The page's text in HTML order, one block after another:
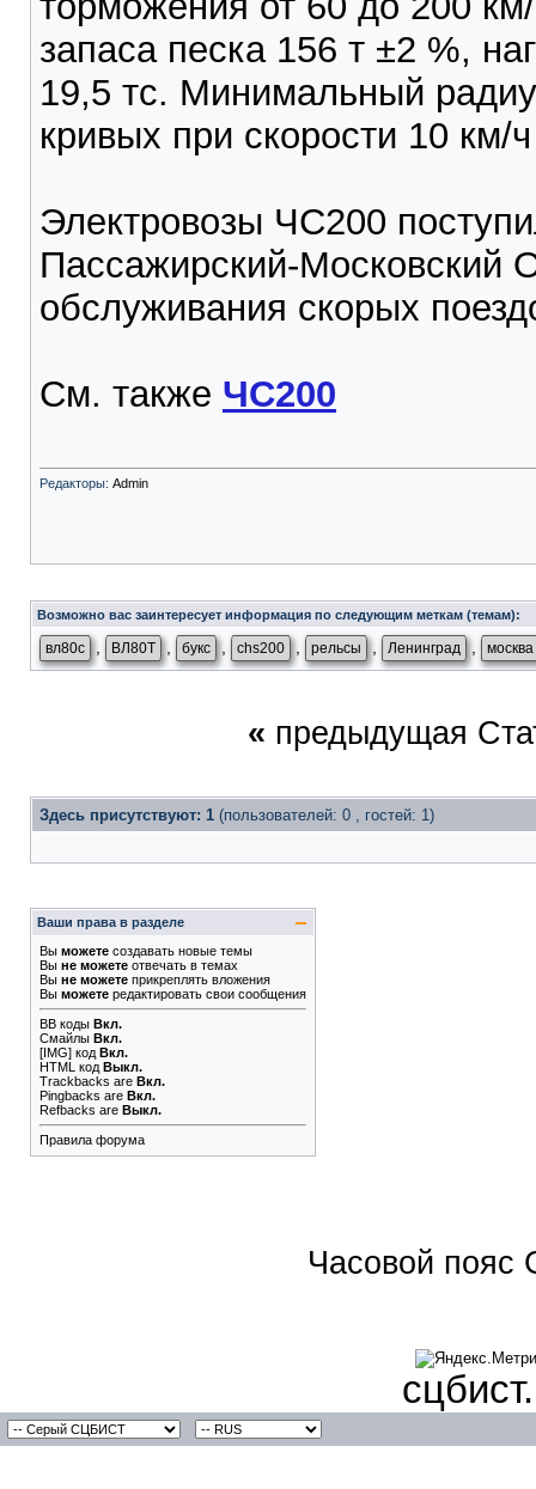
запаса песка 156 т ±2 %,
19,5 тс. Минимальный
кривых при скорости 10 км/
Электровозы ЧС200
Пассажирский-Московский
обслуживания скорых
См. также ЧС200
Редакторы: Admin
Возможно вас заинтересует информация по следующим меткам (темам):
вл80с ВЛ80Т букс chs200 рельсы Ленинград москва
« предыдущая
Здесь присутствуют: 1 (пользователей: 0 , гостей: 1)
Ваши права в разделе
Вы можете создавать новые темы
Вы не можете отвечать в темах
Вы не можете прикреплять вложения
Вы можете редактировать свои сообщения
BB коды Вкл.
Смайлы Вкл.
[IMG] код Вкл.
HTML код Выкл.
Trackbacks are Вкл.
Pingbacks are Вкл.
Refbacks are Выкл.
Правила форума
Часовой пояс